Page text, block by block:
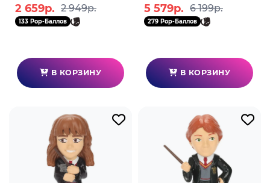
2 659р. 2 949р.
133 Pop-Баллов
В КОРЗИНУ
5 579р. 6 199р.
279 Pop-Баллов
В КОРЗИНУ